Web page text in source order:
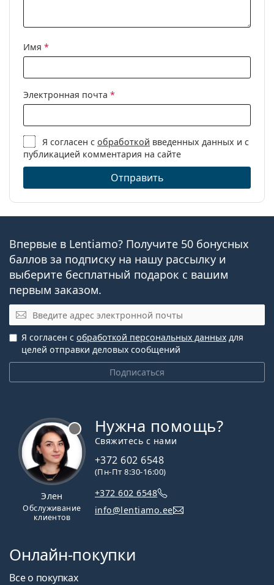
Код:
0VO5239 2907 52
Имя *
Электронная почта *
Я согласен собработкой введенных данных и с
публикацией комментария на сайте
Отправить
Впервые в Lentiamo? Получите 50 бонусных
баллов за подписку на нашу рассылку и
выберите бесплатный подарок с вашим
первым заказом.
Электронная почта
Подписаться
Я согласен с обработкой персональных данных для
целей отправки деловых сообщений
Элен
Обслуживание
клиентов
Нужна помощь?
Свяжитесь с нами
+372 602 6548
(Пн-Пт 8:30-16:00)
+372 602 6548
info@lentiamo.ee
Онлайн-покупки
Все о покупках